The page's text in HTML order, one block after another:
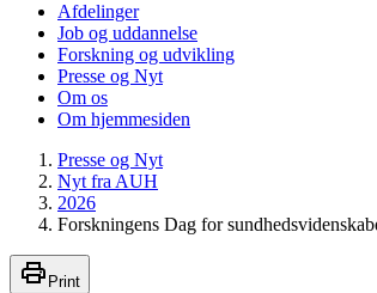
Afdelinger
Job og uddannelse
Forskning og udvikling
Presse og Nyt
Om os
Om hjemmesiden
Presse og Nyt
Nyt fra AUH
2026
Forskningens Dag for
Print